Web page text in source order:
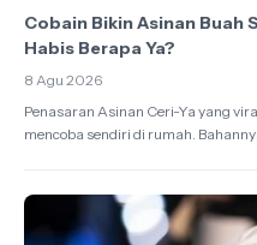
Cobain Bikin Asinan Buah
Habis Berapa Ya?
8 Agu 2026
Penasaran Asinan Ceri-Ya yang
mencoba sendiri di rumah.